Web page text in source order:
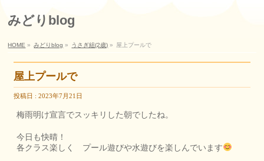
みどりblog
HOME » みどりblog » うさぎ組(2歳) » 屋上プールで
屋上プールで
投稿日 : 2023年7月21日
梅雨明け宣言でスッキリした朝でしたね。
今日も快晴！
各クラス楽しく プール遊びや水遊びを楽しんでいます